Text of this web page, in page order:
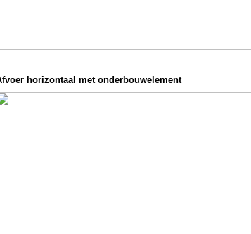
horizontaal met onderbouwelement